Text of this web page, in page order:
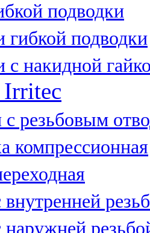
подводки
гибкой подводки
с накидной
с резьбовым
компрессионная